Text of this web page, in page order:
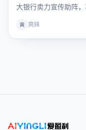
大银行卖力宣传助阵
爽 爽妹